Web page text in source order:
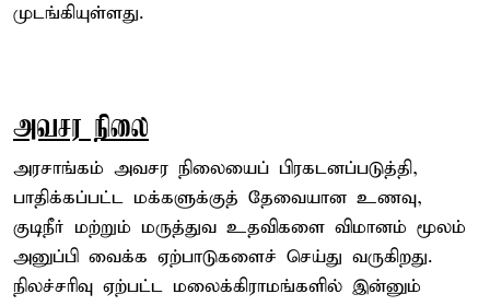
முடங்கியுள்ளது.
அவசர நிலை
அரசாங்கம் அவசர நிலையைப் பிரகடனப்படுத்தி,
பாதிக்கப்பட்ட மக்களுக்குத் தேவையான உணவு,
குடிநீர் மற்றும் மருத்துவ உதவிகளை விமானம் மூலம்
அனுப்பி வைக்க ஏற்பாடுகளைச் செய்து வருகிறது.
நிலச்சரிவு ஏற்பட்ட மலைக்கிராமங்களில் இன்னும்